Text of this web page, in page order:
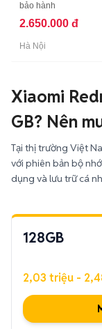
bảo hành
2.650.000 đ
Hà Nội
Xiaomi
GB? Nên
Tại thị trường Việt
với phiên bản bộ
dụng và lưu trữ cá
128GB
2,03 triệu -